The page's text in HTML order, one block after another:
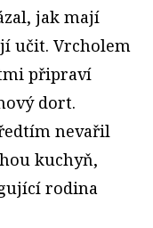
jak mají
učit. Vrcholem
připraví
dort.
nevařil
kuchyň,
rodina